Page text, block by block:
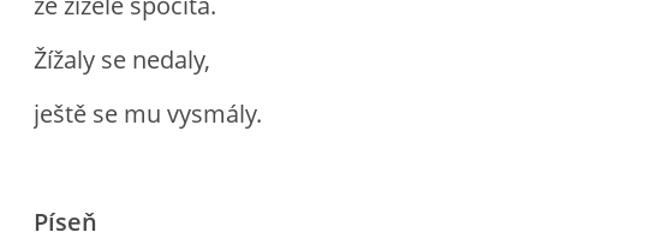
Žížaly se nedaly,
ještě se mu vysmály.
Píseň